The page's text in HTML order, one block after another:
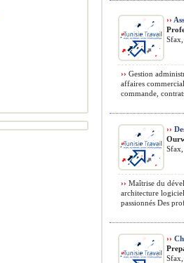
››
›› Gestion
affaires
commande,
››
›› Maîtrise du
architecture
passionnés Des
››